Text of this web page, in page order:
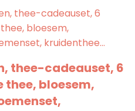
thee-cadeauset, 6
thee, bloesem,